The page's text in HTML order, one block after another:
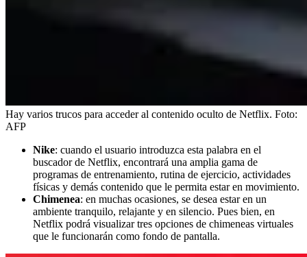
Hay varios trucos para acceder al contenido oculto de Netflix. Foto:
AFP
Nike: cuando el usuario introduzca esta palabra en el
buscador de Netflix, encontrará una amplia gama de
programas de entrenamiento, rutina de ejercicio, actividades
físicas y demás contenido que le permita estar en movimiento.
Chimenea: en muchas ocasiones, se desea estar en un
ambiente tranquilo, relajante y en silencio. Pues bien, en
Netflix podrá visualizar tres opciones de chimeneas virtuales
que le funcionarán como fondo de pantalla.